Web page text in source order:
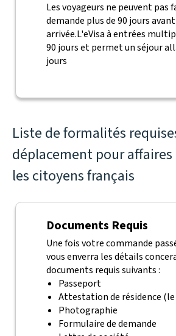
Les voyageurs ne peuvent pas
demande plus de 90 jours
arrivée.L'eVisa à entrées
90 jours et permet un séjour
jours
Liste de formalités
déplacement pour
les citoyens français
Documents Requis
Une fois votre commande
vous enverra les détails
documents requis suivants :
Passeport
Attestation de résidence (le
Photographie
Formulaire de demande